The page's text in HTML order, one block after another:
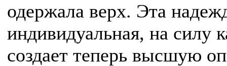
одержала верх. Эта
индивидуальная, на силу
создает теперь высшую